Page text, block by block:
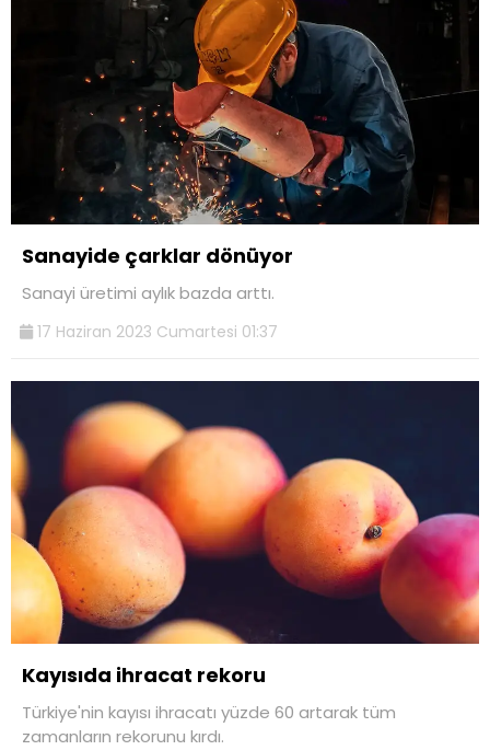
Sanayide çarklar dönüyor
Sanayi üretimi aylık bazda arttı.
17 Haziran 2023 Cumartesi 01:37
Kayısıda ihracat rekoru
Türkiye'nin kayısı ihracatı yüzde 60 artarak tüm
zamanların rekorunu kırdı.